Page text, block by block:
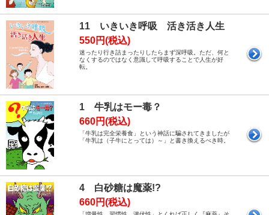
11 いきいき呼吸 活き活き人生
550円(税込)
迷ったり行き詰まったりしたらまず深呼吸。ただ、何と
なくするのではなく意識して呼吸することで人生が好
転。
1 牛乳はモー毒？
660円(税込)
「牛乳は完全栄養食」という神話に騙されてきましたが
「牛乳は（子牛にとっては）～」と書き換えるべき時。
4 白砂糖は魔薬!?
660円(税込)